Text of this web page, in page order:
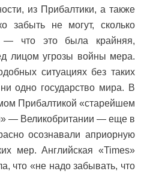
из Прибалтики, а также
забыть не могут, сколько
— что это была крайняя,
лицом угрозы войны мера.
ситуациях без таких
одно государство мира. В
Прибалтикой «старейшем
— Великобритании — еще в
осознавали априорную
мер. Английская «Times»
что «не надо забывать, что